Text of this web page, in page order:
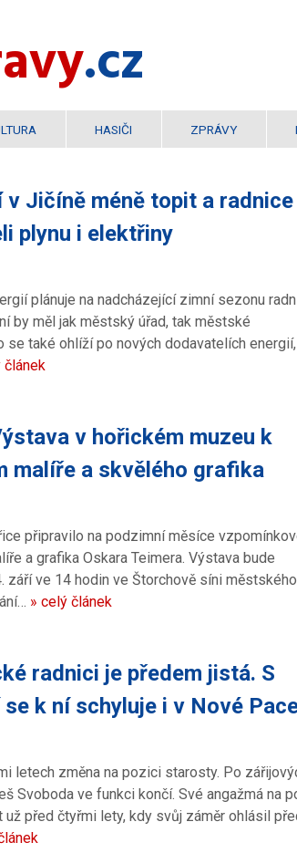
.cz
HASIČI ZPRÁVY
Jičíně méně topit a
plynu i elektřiny
plánuje na nadcházející zimní sezonu
by měl jak městský úřad, tak městské
se také ohlíží po nových dodavatelích energií,
článek
v hořickém muzeu k
malíře a skvělého grafika
připravilo na podzimní měsíce
a grafika Oskara Teimera. Výstava bude
září ve 14 hodin ve Štorchově síni městského
» celý článek
radnici je předem jistá. S
k ní schyluje i v Nové
letech změna na pozici starosty. Po
Svoboda ve funkci končí. Své angažmá na
před čtyřmi lety, kdy svůj záměr ohlásil